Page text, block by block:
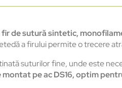
fir de sutură sintetic,
a firului permite o trecere
suturilor fine, unde este
montat pe ac DS16, optim